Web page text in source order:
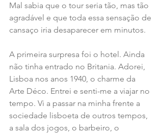
Mal sabia que o tour seria tão, mas tão
agradável e que toda essa sensação de
cansaço iria desaparecer em minutos.
A primeira surpresa foi o hotel. Ainda
não tinha entrado no Britania. Adorei,
Lisboa nos anos 1940, o charme da
Arte Déco. Entrei e senti-me a viajar no
tempo. Vi a passar na minha frente a
sociedade lisboeta de outros tempos,
a sala dos jogos, o barbeiro, o